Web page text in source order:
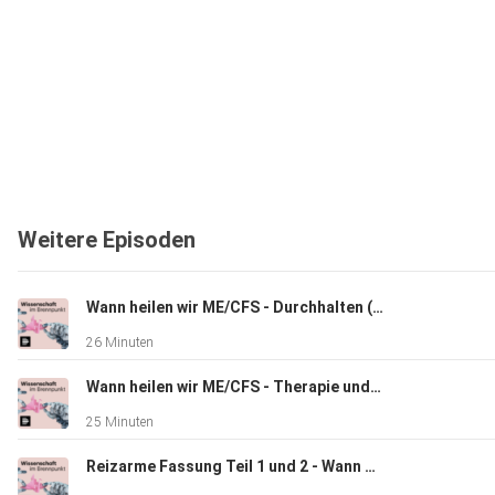
Weitere Episoden
Wann heilen wir ME/CFS - Durchhalten (2/2)
26 Minuten
Wann heilen wir ME/CFS - Therapie und Irrtum (1/2)
25 Minuten
Reizarme Fassung Teil 1 und 2 - Wann heilen wir ME/CFS?